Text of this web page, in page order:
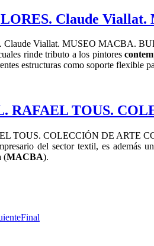
Claude
rinde tributo a los pintores
estructuras como soporte flexible
RAFAEL TOUS.
del sector textil, es además
(MACBA).
Final